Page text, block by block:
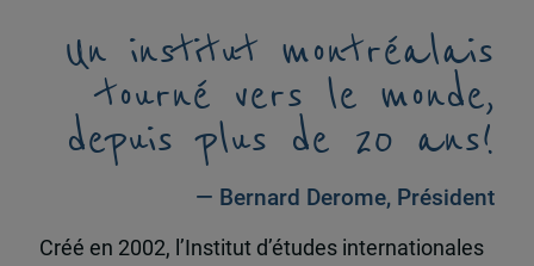
Un institut montréalais
tourné vers le monde,
depuis plus de 20 ans!
— Bernard Derome, Président
Créé en 2002, l’Institut d’études internationales